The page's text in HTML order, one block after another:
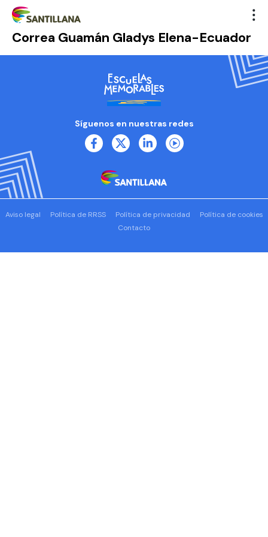
Correa Guamán Gladys Elena-Ecuador
Síguenos en nuestras redes
Aviso legal Política de RRSS Política de privacidad
Política de cookies
Contacto